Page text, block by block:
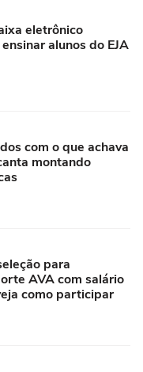
eletrônico
alunos do EJA
com o que achava
montando
para
AVA com salário
como participar